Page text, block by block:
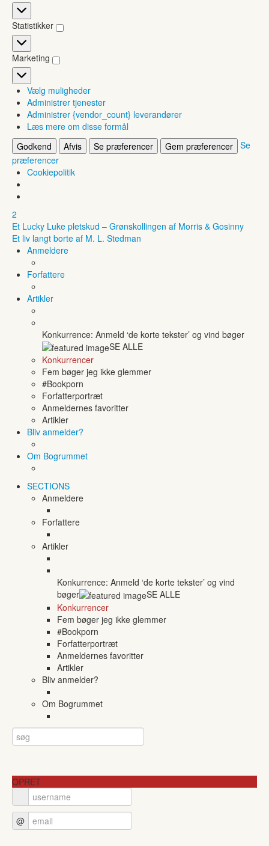
Præferencer
Statistikker
Statistikker
Marketing
Marketing
Vælg muligheder
Administrer tjenester
Administrer {vendor_count} leverandører
Læs mere om disse formål
Godkend
Afvis Se præferencer Gem præferencer Se
præferencer
Cookiepolitik
2
Et Lucky Luke pletskud – Grønskollingen af Morris & Gosinny
Et liv langt borte af M. L. Stedman
Anmeldere
Forfattere
Artikler
Konkurrence: Anmeld ‘de korte tekster’ og vind bøger
SE ALLE
Konkurrencer
Fem bøger jeg ikke glemmer
#Bookporn
Forfatterportræt
Anmeldernes favoritter
Artikler
Bliv anmelder?
Om Bogrummet
SECTIONS
Anmeldere
Forfattere
Artikler
Konkurrence: Anmeld ‘de korte tekster’ og vind
bøger
SE ALLE
Konkurrencer
Fem bøger jeg ikke glemmer
#Bookporn
Forfatterportræt
Anmeldernes favoritter
Artikler
Bliv anmelder?
Om Bogrummet
OPRET
@